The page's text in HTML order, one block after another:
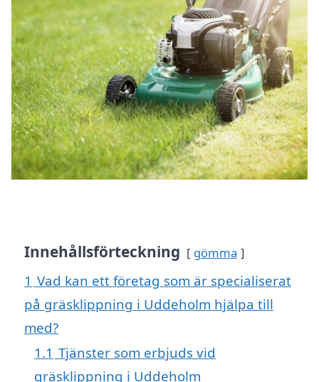
Innehållsförteckning gömma
1 Vad kan ett företag som är specialiserat
på gräsklippning i Uddeholm hjälpa till
med?
1.1 Tjänster som erbjuds vid
gräsklippning i Uddeholm